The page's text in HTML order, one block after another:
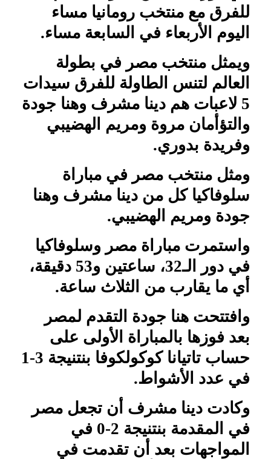
للفرق مع منتخب رومانيا مساء
اليوم الأربعاء في السابعة مساء.
ويمثل منتخب مصر في بطولة
العالم لتنس الطاولة للفرق سيدات
5 لاعبات هم دينا مشرف وهنا جودة
والتؤأمان مروة ومريم الهضيبي
وفريدة بدوري.
ومثل منتخب مصر في مباراة
سلوفاكيا كل من دينا مشرف وهنا
جودة ومريم الهضيبي.
واستمرت مباراة مصر وسلوفاكيا
في دور الـ32، ساعتين و53 دقيقة،
أي ما يقارب من الثلاث ساعة.
وافتتحت هنا جودة التقدم لمصر
بعد فوزها بالمباراة الأولى على
حساب تاتيانا كوكولكوفا بنتنيجة 3-1
في عدد الأشواط.
وكادت دينا مشرف أن تجعل مصر
في المقدمة بنتنيجة 2-0 في
المواجهات بعد أن تقدمت في